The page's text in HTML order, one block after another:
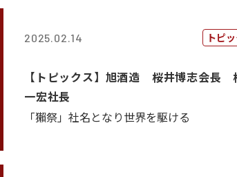
2025.02.14 トピ
【トピックス】旭酒造 桜井博志会長
一宏社長
「獺祭」社名となり世界を駆ける